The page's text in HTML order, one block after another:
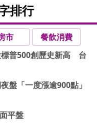
排行
市
餐飲消費
標普500創歷史新高 台
盤「一度漲逾900點」
平盤